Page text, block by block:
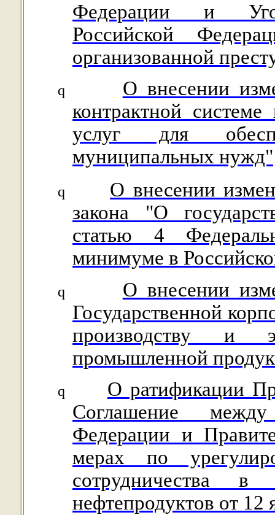
Федерации и
Российской
организованной
q
О внесении
контрактной
услуг для
муниципальных нужд"
q
О внесении
закона "О
статью 4
минимуме в
q
О внесении
Государственной
производству и
промышленной
q
О ратификации
Соглашение между
Федерации и
мерах по
сотрудничества
нефтепродуктов от 12